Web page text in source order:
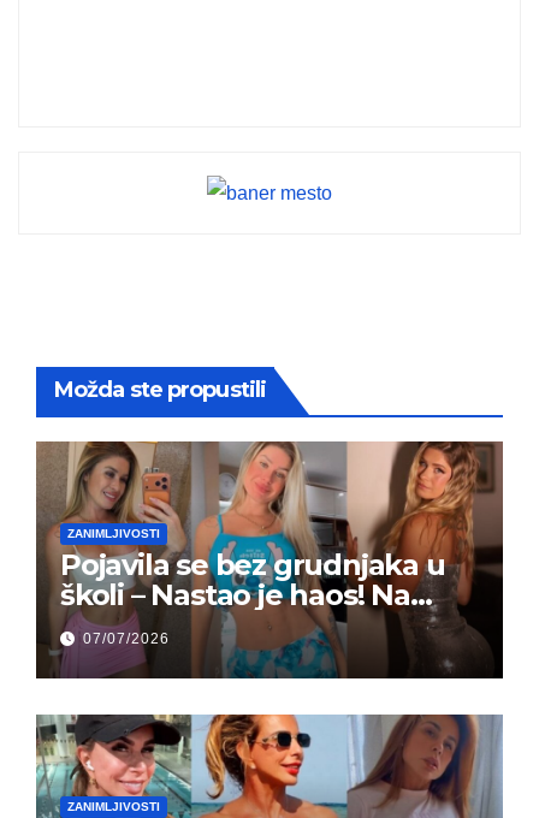
Možda ste propustili
ZANIMLJIVOSTI
Pojavila se bez grudnjaka u
školi – Nastao je haos! Na
grupi je majke napale (FOTO)
07/07/2026
ZANIMLJIVOSTI